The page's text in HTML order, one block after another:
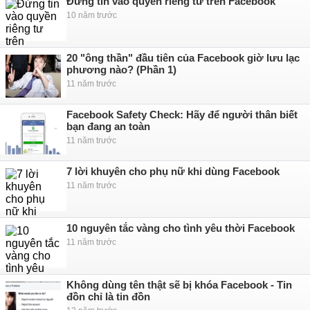
10 năm trước
20 "ông thần" đầu tiên của Facebook giờ lưu lạc
phương nào? (Phần 1)
11 năm trước
Facebook Safety Check: Hãy để người thân biết
bạn đang an toàn
11 năm trước
7 lời khuyên cho phụ nữ khi dùng Facebook
11 năm trước
10 nguyên tắc vàng cho tình yêu thời Facebook
11 năm trước
Không dùng tên thật sẽ bị khóa Facebook - Tin
đồn chỉ là tin đồn